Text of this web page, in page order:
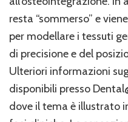
resta “sommerso” e
per modellare i tessuti
di precisione e del
Ulteriori informazioni
disponibili presso
dove il tema è illustrato